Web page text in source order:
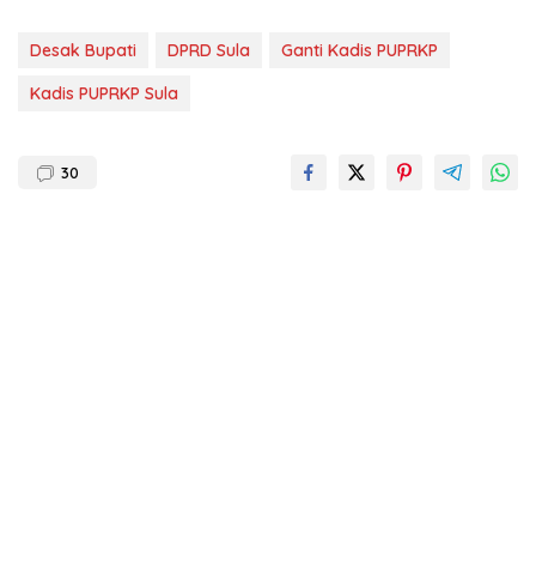
Desak Bupati DPRD Sula
Ganti Kadis PUPRKP
Kadis PUPRKP Sula
30